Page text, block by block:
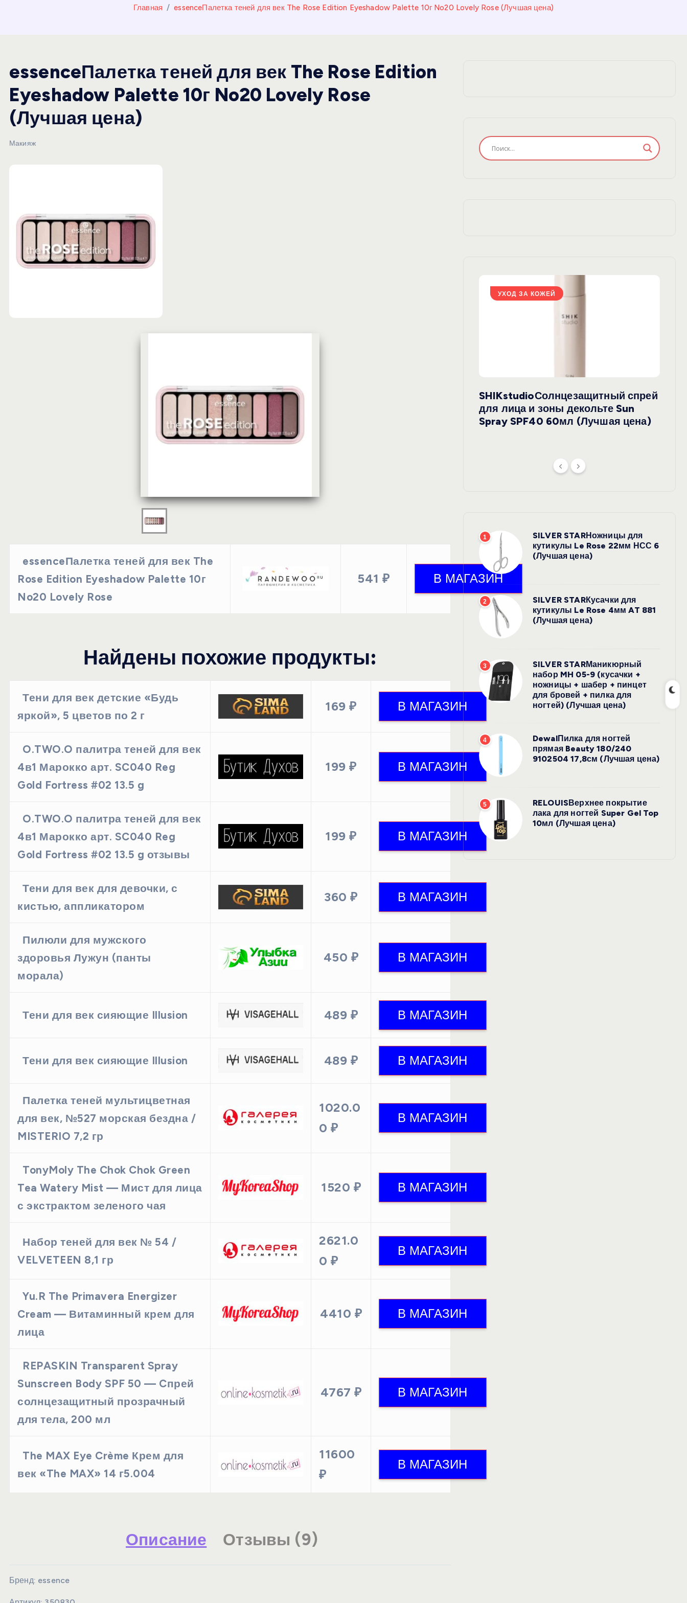
Главная essenceПалетка теней для век The Rose Edition Eyeshadow Palette 10г No20 Lovely Rose (Лучшая цена)
essenceПалетка теней для век The Rose Edition
Eyeshadow Palette 10г No20 Lovely Rose
(Лучшая цена)
Макияж
essenceПалетка теней для век The
Rose Edition Eyeshadow Palette 10г
No20 Lovely Rose
541 ₽
Найдены похожие продукты:
Тени для век детские «Будь
яркой», 5 цветов по 2 г
169 ₽
O.TWO.O палитра теней для век
4в1 Марокко арт. SC040 Reg
Gold Fortress #02 13.5 g
199 ₽
O.TWO.O палитра теней для век
4в1 Марокко арт. SC040 Reg
Gold Fortress #02 13.5 g отзывы
199 ₽
Тени для век для девочки, с
кистью, аппликатором
360 ₽
Пилюли для мужского
здоровья Лужун (панты
морала)
450 ₽
Тени для век сияющие Illusion 489 ₽
Тени для век сияющие Illusion 489 ₽
Палетка теней мультицветная
для век, №527 морская бездна /
MISTERIO 7,2 гр
1020.0
0 ₽
TonyMoly The Chok Chok Green
Tea Watery Mist — Мист для лица
с экстрактом зеленого чая
1520 ₽
Набор теней для век № 54 /
VELVETEEN 8,1 гр
2621.0
0 ₽
Yu.R The Primavera Energizer
Cream — Витаминный крем для
лица
4410 ₽
REPASKIN Transparent Spray
Sunscreen Body SPF 50 — Cпрей
солнцезащитный прозрачный
для тела, 200 мл
4767 ₽
The MAX Eye Crème Крем для
век «The MAX» 14 г5.004
11600
₽
Описание Отзывы (9)
Бренд: essence
DoveКрем-мыло Кокосовое
цена)
УХОД ЗА КОЖЕЙ
SHIKstudioСолнцезащитный спрей
для лица и зоны декольте Sun
Spray SPF40 60мл (Лучшая цена)
1
SILVER STARНожницы для
кутикулы Le Rose 22мм НСС 6
(Лучшая цена)
2
SILVER STARКусачки для
кутикулы Le Rose 4мм AT 881
(Лучшая цена)
3
SILVER STARМаникюрный
набор MH 05-9 (кусачки +
ножницы + шабер + пинцет
для бровей + пилка для
ногтей) (Лучшая цена)
4
DewalПилка для ногтей
прямая Beauty 180/240
9102504 17,8см (Лучшая цена)
5
RELOUISВерхнее покрытие
лака для ногтей Super Gel Top
10мл (Лучшая цена)